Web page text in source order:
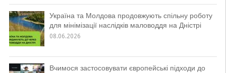
Україна та Молдова продовжують спільну роботу
для мінімізації наслідків маловоддя на Дністрі
08.06.2026
Вчимося застосовувати європейські підходи до